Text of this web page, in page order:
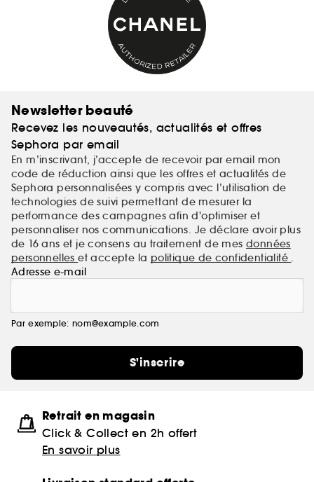
Newsletter beauté
Recevez les nouveautés, actualités et offres
Sephora par email
En m’inscrivant, j’accepte de recevoir par email mon
code de réduction ainsi que les offres et actualités de
Sephora personnalisées y compris avec l’utilisation de
technologies de suivi permettant de mesurer la
performance des campagnes afin d'optimiser et
personnaliser nos communications. Je déclare avoir plus
de 16 ans et je consens au traitement de mes données
personnelleset accepte la politique de confidentialité .
Adresse e-mail
Par exemple: nom@example.com
S'inscrire
Retrait en magasin
Click & Collect en 2h offert
En savoir plus